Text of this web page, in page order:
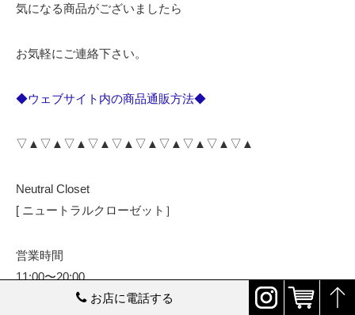
お店に電話する
気になる商品がございましたら
お気軽にご連絡下さい。
◆ウェブサイト内の商品通販方法◆
▽▲▽▲▽▲▽▲▽▲▽▲▽▲▽▲▽▲▽▲
Neutral Closet
[ ニュートラルクローゼット］
営業時間
11:00〜20:00